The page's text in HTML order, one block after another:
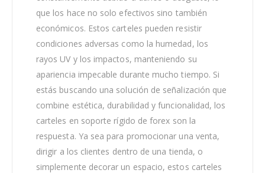
que los hace no solo efectivos sino también
económicos. Estos carteles pueden resistir
condiciones adversas como la humedad, los
rayos UV y los impactos, manteniendo su
apariencia impecable durante mucho tiempo. Si
estás buscando una solución de señalización que
combine estética, durabilidad y funcionalidad, los
carteles en soporte rígido de forex son la
respuesta. Ya sea para promocionar una venta,
dirigir a los clientes dentro de una tienda, o
simplemente decorar un espacio, estos carteles